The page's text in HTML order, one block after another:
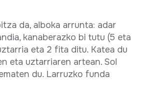
da, alboka arrunta: adar
kanaberazko bi tutu (5 eta
eta 2 fita ditu. Katea du
eta uztarriaren artean. Sol
du. Larruzko funda